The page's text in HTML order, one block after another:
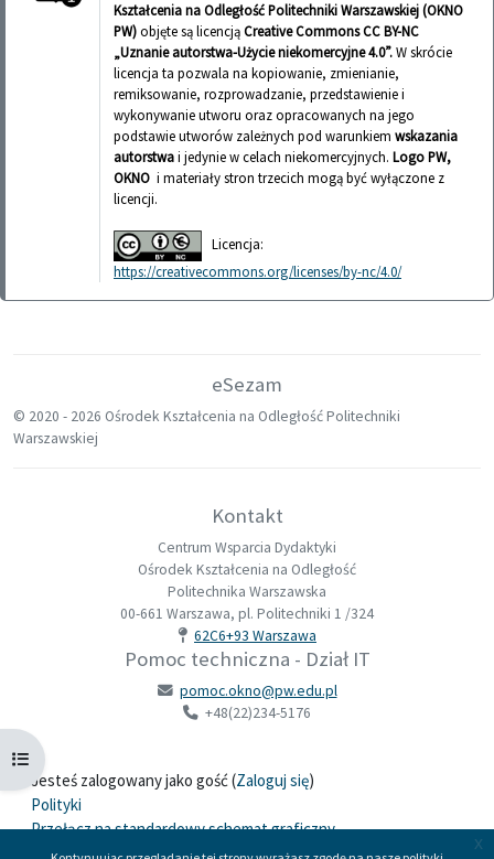
x
Otwórz indeks kursu
Kształcenia na Odległość Politechniki Warszawskiej (OKNO
PW)objęte są licencjąCreative Commons CC BY-NC
„Uznanie autorstwa-Użycie niekomercyjne 4.0”.W skrócie
licencja ta pozwala na kopiowanie, zmienianie,
remiksowanie, rozprowadzanie, przedstawienie i
wykonywanie utworu oraz opracowanych na jego
podstawie utworów zależnych pod warunkiem wskazania
autorstwai jedynie w celach niekomercyjnych. Logo PW,
OKNO i materiały stron trzecich mogą być wyłączone z
licencji.
Licencja:
https://creativecommons.org/licenses/by-nc/4.0/
eSezam
© 2020 - 2026 Ośrodek Kształcenia na Odległość Politechniki
Warszawskiej
Kontakt
Centrum Wsparcia Dydaktyki
Ośrodek Kształcenia na Odległość
Politechnika Warszawska
00-661 Warszawa, pl. Politechniki 1 /324
62C6+93 Warszawa
Pomoc techniczna - Dział IT
pomoc.okno@pw.edu.pl
+48(22)234-5176
Jesteś zalogowany jako gość (Zaloguj się)
Polityki
Przełącz na standardowy schemat graficzny